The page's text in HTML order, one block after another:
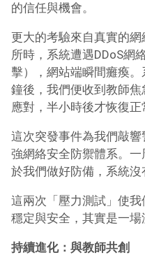
的信任與機會。
更大的考驗來自真實的
所時，系統遭遇DDoS網
擊），網站端瞬間癱瘓
鐘後，我們便收到教師
應對，半小時後才恢復正
這次突發事件為我們敲
強網絡安全防禦體系。
於我們做好防備，系統沒
這兩次「壓力測試」使
穩定與安全，其實是一場
持續進化：與教師共創